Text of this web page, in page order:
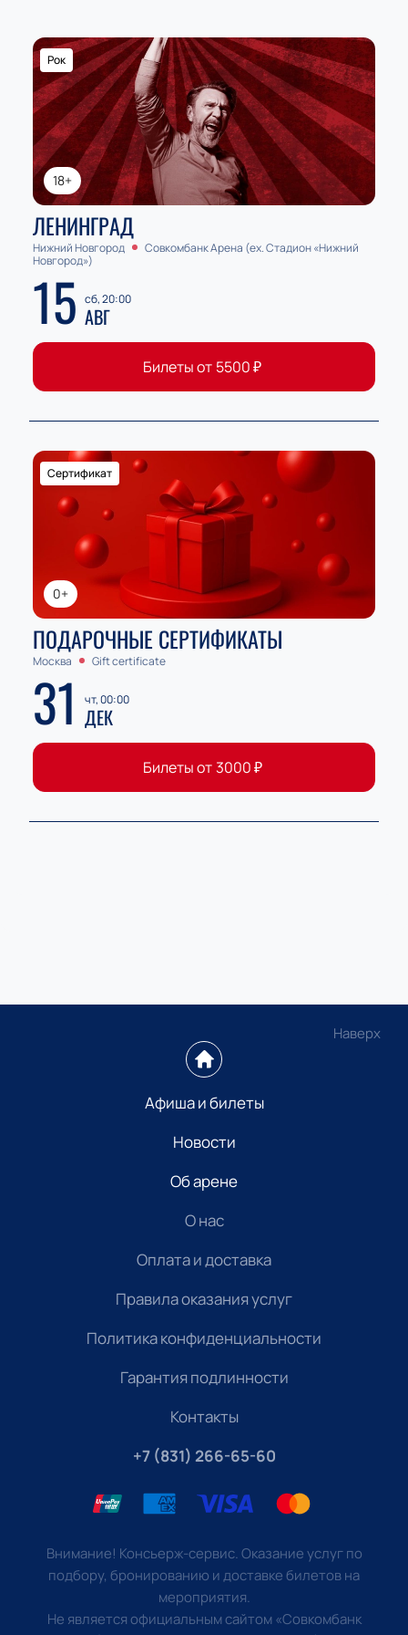
18+
Рок
ЛЕНИНГРАД
Нижний Новгород
Совкомбанк Арена (ex. Стадион «Нижний
Новгород»)
15 сб, 20:00
АВГ
Билеты от 5500₽
0+
Сертификат
ПОДАРОЧНЫЕ СЕРТИФИКАТЫ
Москва Gift certificate
31 чт, 00:00
ДЕК
Билеты от 3000₽
Наверх
Афиша и билеты
Новости
Об арене
О нас
Оплата и доставка
Правила оказания услуг
Политика конфиденциальности
Гарантия подлинности
Контакты
+7 (831) 266-65-60
Внимание! Консьерж-сервис. Оказание услуг по
подбору, бронированию и доставке билетов на
мероприятия.
Не является официальным сайтом «Совкомбанк